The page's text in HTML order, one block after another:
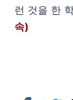
런 것을 한
속)